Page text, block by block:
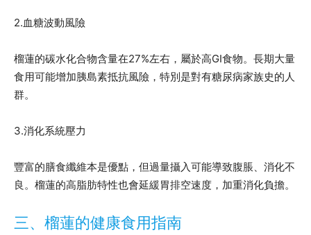
2.血糖波動風險
榴蓮的碳水化合物含量在27%左右，屬於高GI食物。長期大量
食用可能增加胰島素抵抗風險，特別是對有糖尿病家族史的人
群。
3.消化系統壓力
豐富的膳食纖維本是優點，但過量攝入可能導致腹脹、消化不
良。榴蓮的高脂肪特性也會延緩胃排空速度，加重消化負擔。
三、榴蓮的健康食用指南